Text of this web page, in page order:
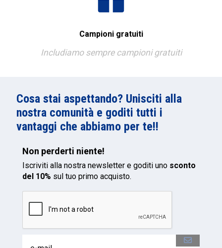
Campioni gratuiti
Includiamo sempre campioni gratuiti
Cosa stai aspettando? Unisciti alla
nostra comunità e goditi tutti i
vantaggi che abbiamo per te!!
Non perderti niente!
Iscriviti alla nostra newsletter e goditi uno sconto
del 10% sul tuo primo acquisto.